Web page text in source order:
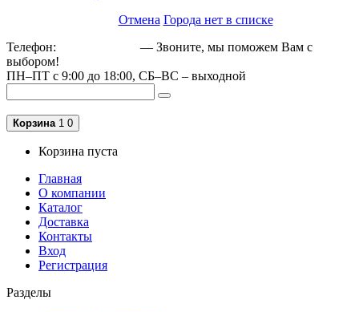
Отмена Города нет в списке
Телефон:
— Звоните, мы поможем Вам с
выбором!
ПН–ПТ с 9:00 до 18:00, СБ–ВС – выходной
Корзина 1 0
Корзина пуста
Главная
О компании
Каталог
Доставка
Контакты
Вход
Регистрация
Разделы